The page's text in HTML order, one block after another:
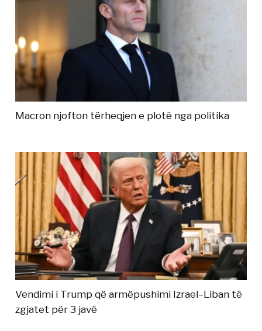
Macron njofton tërheqjen e plotë nga politika
Vendimi i Trump që armëpushimi Izrael–Liban të
zgjatet për 3 javë